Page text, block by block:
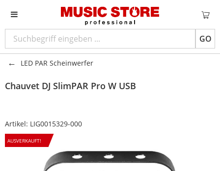
GO
LED PAR Scheinwerfer
Chauvet DJ SlimPAR Pro W USB
Artikel: LIG0015329-000
AUSVERKAUFT!